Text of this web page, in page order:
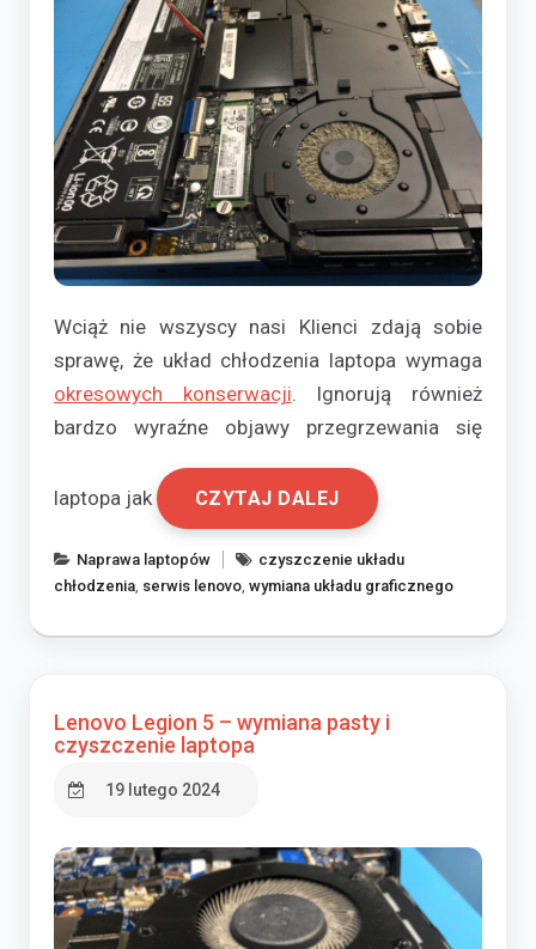
Wciąż nie wszyscy nasi Klienci zdają sobie
sprawę, że układ chłodzenia laptopa wymaga
okresowych konserwacji. Ignorują również
bardzo wyraźne objawy przegrzewania się
laptopa jak CZYTAJ DALEJ
Naprawa laptopów
czyszczenie układu
chłodzenia, serwis lenovo, wymiana układu graficznego
Lenovo Legion 5 – wymiana pasty i
czyszczenie laptopa
19 lutego 2024